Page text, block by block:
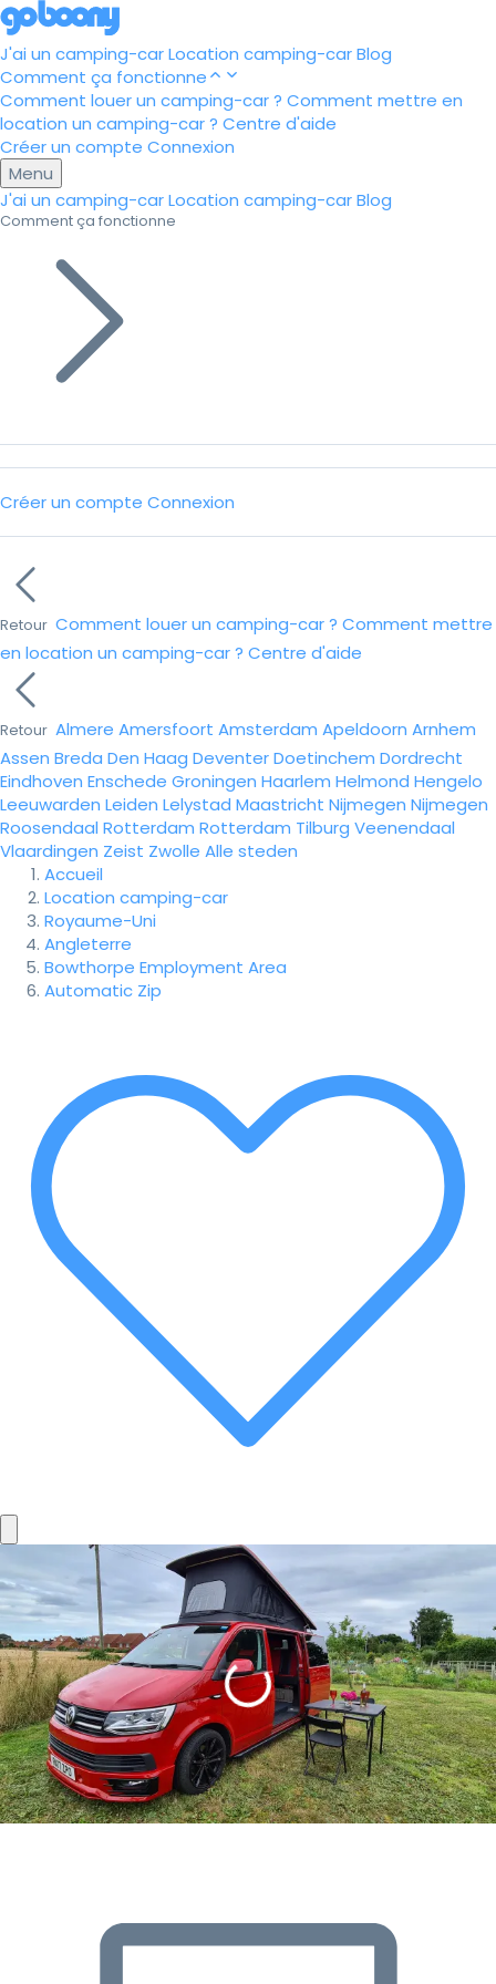
J'ai un camping-carLocation camping-carBlog
Comment ça fonctionne
Comment louer un camping-car ? Comment mettre en
location un camping-car ? Centre d'aide
Créer un compte Connexion
Menu
J'ai un camping-carLocation camping-carBlog
Comment ça fonctionne
Créer un compte Connexion
Retour Comment louer un camping-car ? Comment mettre
en location un camping-car ? Centre d'aide
Retour Almere Amersfoort Amsterdam Apeldoorn Arnhem
Assen Breda Den Haag DeventerDoetinchem Dordrecht
Eindhoven Enschede Groningen Haarlem Helmond Hengelo
Leeuwarden Leiden Lelystad Maastricht Nijmegen Nijmegen
Roosendaal Rotterdam Rotterdam Tilburg Veenendaal
Vlaardingen Zeist Zwolle Alle steden
Accueil
Location camping-car
Royaume-Uni
Angleterre
Bowthorpe Employment Area
Automatic Zip